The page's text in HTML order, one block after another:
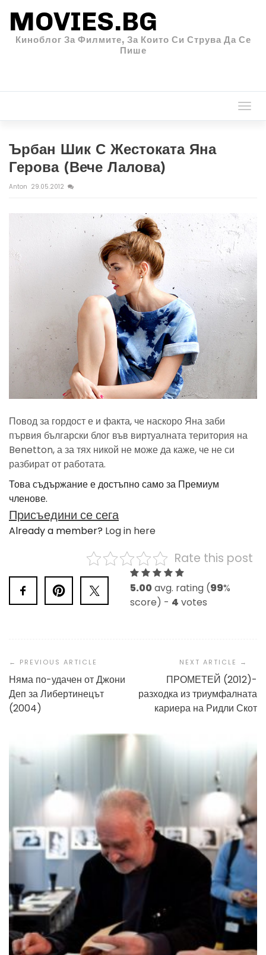
MOVIES.BG
Киноблог За Филмите, За Които Си Струва Да Се
Пише
Ърбан Шик С Жестоката Яна
Герова (вече Лалова)
Anton 29.05.2012
Повод за гордост е и факта, че наскоро Яна заби
първия български блог във виртуалната територия на
Benetton, а за тях никой не може да каже, че не си
разбират от работата.
Това съдържание е достъпно само за Премиум
членове.
Присъедини се сега
Already a member? Log in here
Rate this post
5.00avg. rating (99%
score) - 4 votes
Navigation
Няма по-удачен от Джони
Деп за Либертинецът
(2004)
ПРОМЕТЕЙ (2012)-
разходка из триумфалната
кариера на Ридли Скот